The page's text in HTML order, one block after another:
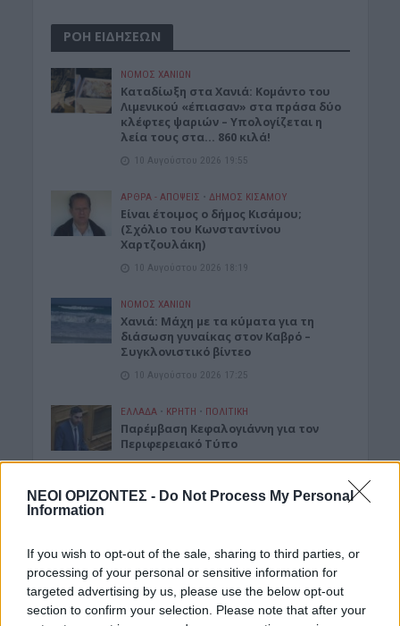
ΝΕΟΙ ΟΡΙΖΟΝΤΕΣ - Do Not Process My Personal
Information
If you wish to opt-out of the sale, sharing to third parties, or
processing of your personal or sensitive information for
targeted advertising by us, please use the below opt-out
section to confirm your selection. Please note that after your
ΡΟΗ ΕΙΔΗΣΕΩΝ
ΝΟΜΌΣ ΧΑΝΊΩΝ
Καταδίωξη στα Χανιά: Κομάντο του
Λιμενικού «έπιασαν» στα πράσα δύο
κλέφτες ψαριών – Υπολογίζεται η
λεία τους στα… 860 κιλά!
10 Αυγούστου 2026 19:55
ΑΡΘΡΑ - ΑΠΟΨΕΙΣ • ΔΉΜΟΣ ΚΙΣΆΜΟΥ
Είναι έτοιμος ο δήμος Κισάμου;
(Σχόλιο του Κωνσταντίνου
Χαρτζουλάκη)
10 Αυγούστου 2026 18:19
ΝΟΜΌΣ ΧΑΝΊΩΝ
Χανιά: Μάχη με τα κύματα για τη
διάσωση γυναίκας στον Καβρό –
Συγκλονιστικό βίντεο
10 Αυγούστου 2026 17:25
ΕΛΛΑΔΑ • ΚΡΗΤΗ • ΠΟΛΙΤΙΚΗ
Παρέμβαση Κεφαλογιάννη για τον
Περιφερειακό Τύπο
10 Αυγούστου 2026 15:31
ΚΡΗΤΗ ΤΟΥΡΙΣΜΟΣ
«ανάσα» για την αγορά
10 Αυγούστου 2026 15:24
ΑΓΡΟΤΙΚΑ • ΚΡΗΤΗ • ΝΕΟΙ ΟΡΙΖΟΝΤΕΣ